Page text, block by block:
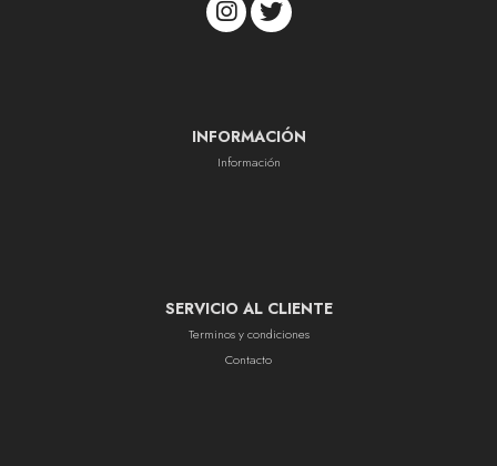
INFORMACIÓN
Información
SERVICIO AL CLIENTE
Terminos y condiciones
Contacto